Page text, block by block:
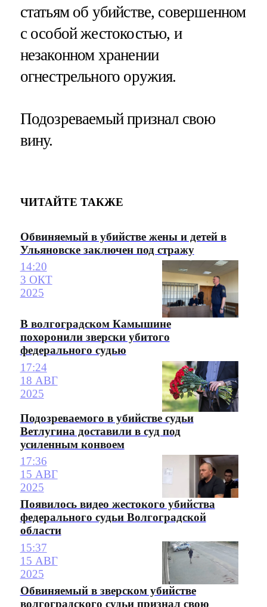
статьям об убийстве, совершенном
с особой жестокостью, и
незаконном хранении
огнестрельного оружия.
Подозреваемый признал свою
вину.
ЧИТАЙТЕ ТАКЖЕ
Обвиняемый в убийстве жены и детей в
Ульяновске заключен под стражу
14:20
3 ОКТ
2025
В волгоградском Камышине
похоронили зверски убитого
федерального судью
17:24
18 АВГ
2025
Подозреваемого в убийстве судьи
Ветлугина доставили в суд под
усиленным конвоем
17:36
15 АВГ
2025
Появилось видео жестокого убийства
федерального судьи Волгоградской
области
15:37
15 АВГ
2025
Обвиняемый в зверском убийстве
волгоградского судьи признал свою